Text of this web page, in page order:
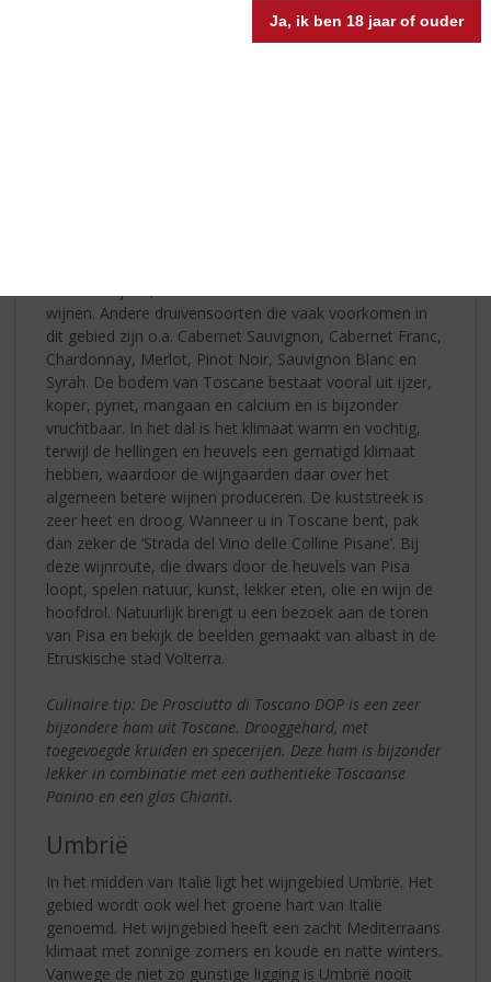
Ja, ik ben 18 jaar of ouder
wijnen. Andere druivensoorten die vaak voorkomen in
dit gebied zijn o.a. Cabernet Sauvignon, Cabernet Franc,
Chardonnay, Merlot, Pinot Noir, Sauvignon Blanc en
Syrah. De bodem van Toscane bestaat vooral uit ijzer,
koper, pyriet, mangaan en calcium en is bijzonder
vruchtbaar. In het dal is het klimaat warm en vochtig,
terwijl de hellingen en heuvels een gematigd klimaat
hebben, waardoor de wijngaarden daar over het
algemeen betere wijnen produceren. De kuststreek is
zeer heet en droog. Wanneer u in Toscane bent, pak
dan zeker de ‘Strada del Vino delle Colline Pisane’. Bij
deze wijnroute, die dwars door de heuvels van Pisa
loopt, spelen natuur, kunst, lekker eten, olie en wijn de
hoofdrol. Natuurlijk brengt u een bezoek aan de toren
van Pisa en bekijk de beelden gemaakt van albast in de
Etruskische stad Volterra.
Culinaire tip: De Prosciutto di Toscano DOP is een zeer
bijzondere ham uit Toscane. Drooggehard, met
toegevoegde kruiden en specerijen. Deze ham is bijzonder
lekker in combinatie met een authentieke Toscaanse
Panino en een glas Chianti.
Umbrië
In het midden van Italië ligt het wijngebied Umbrië. Het
gebied wordt ook wel het groene hart van Italië
genoemd. Het wijngebied heeft een zacht Mediterraans
klimaat met zonnige zomers en koude en natte winters.
Vanwege de niet zo gunstige ligging is Umbrië nooit